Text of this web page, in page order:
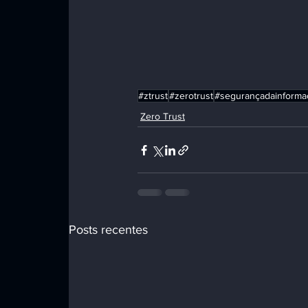
#ztrust#zerotrust
Zero Trust
Posts recentes